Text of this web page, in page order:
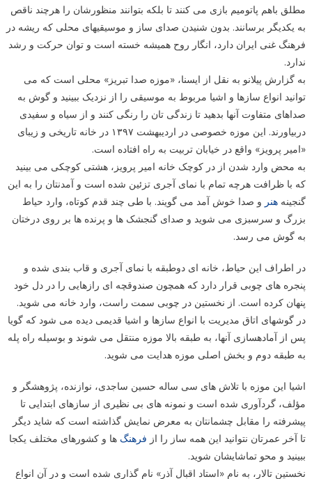
مطلق باهم پاتومیم بازی می کنند تا بلکه بتوانند منظورشان را هرچند ناقص
به یکدیگر برسانند. بدون شنیدن صدای ساز و موسیقی‎های محلی که ریشه در
فرهنگ غنی ایران دارد، انگار روح همیشه خسته است و توان حرکت و رشد
ندارد.
به گزارش پیلانو به نقل از ایسنا، «موزه صدا تبریز» محلی است که می
توانید انواع سازها و اشیا مربوط به موسیقی را از نزدیک ببینید و گوش به
صداهای متفاوت آنها بدهید تا زندگی تان را رنگی کنند و از سیاه و سفیدی
دربیاورند. این موزه خصوصی در اردیبهشت ۱۳۹۷ در خانه تاریخی و زیبای
«امیر پرویز» واقع در خیابان تربیت به راه افتاده است.
به محض وارد شدن از در کوچک خانه امیر پرویز، هشتی کوچکی می بینید
که با ظرافت هرچه تمام با نمای آجری تزئین شده است و آمدنتان را به این
گنجینه هنر و صدا خوش آمد می گویند. با طی چند قدم کوتاه، وارد حیاط
بزرگ و سرسبزی می شوید و صدای گنجشک ها و پرنده ها بر روی درختان
به گوش می رسد.
در اطراف این حیاط، خانه ای دوطبقه با نمای آجری و قاب بندی شده و
پنجره های چوبی قرار دارد که هم‎چون صندوقچه ای رازهایی را در دل خود
پنهان کرده است. از نخستین در چوبی سمت راست، وارد خانه می شوید.
در گوشه‎ای اتاق مدیریت با انواع سازها و اشیا قدیمی دیده می شود که گویا
پس از آماده‎سازی آنها، به طبقه بالا موزه منتقل می شوند و بوسیله راه پله
به طبقه دوم و بخش اصلی موزه هدایت می شوید.
اشیا این موزه با تلاش های سی ساله حسین ساجدی، نوازنده، پژوهشگر و
مؤلف، گردآوری شده است و نمونه های بی نظیری از سازهای ابتدایی تا
پیشرفته را مقابل چشمانتان به معرض نمایش گذاشته است که شاید دیگر
تا آخر عمرتان نتوانید این همه ساز را از فرهنگ ها و کشورهای مختلف یکجا
ببینید و محو تماشایشان شوید.
نخستین تالار، به نام «استاد اقبال آذر» نام گذاری شده است و در آن انواع